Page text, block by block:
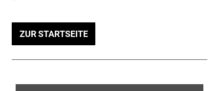
ZUR STARTSEITE